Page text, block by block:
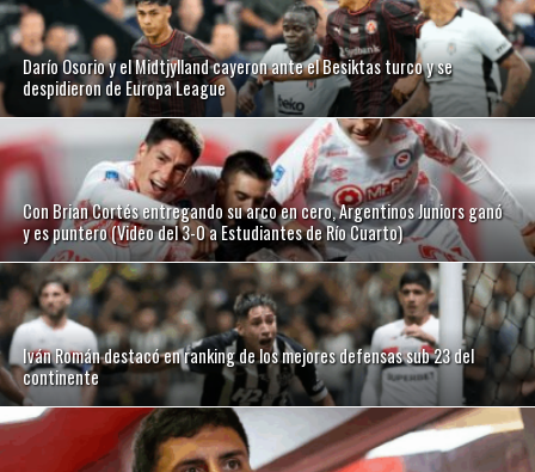
Darío Osorio y el Midtjylland cayeron ante el Besiktas turco y se
despidieron de Europa League
Con Brian Cortés entregando su arco en cero, Argentinos Juniors ganó
y es puntero (Video del 3-0 a Estudiantes de Río Cuarto)
Iván Román destacó en ranking de los mejores defensas sub 23 del
continente